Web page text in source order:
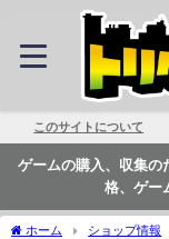
このサイトについて
ゲームの購入、収集の
格、ゲー
ホーム ショップ情報